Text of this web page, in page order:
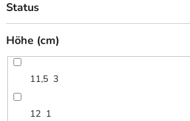
Status
Höhe (cm)
11,5 3
12 1